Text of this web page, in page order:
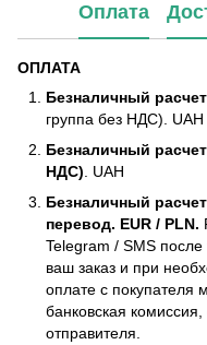
Оплата
ОПЛАТА
Безналичный
группа без НДС). UAH
Безналичный
НДС) . UAH
Безналичный
перевод. EUR / PLN.
Telegram / SMS
ваш заказ и при
оплате с покупателя
банковская
отправителя.